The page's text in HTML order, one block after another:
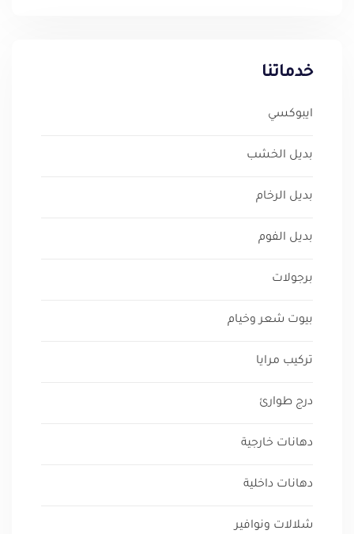
خدماتنا
ايبوكسي
بديل الخشب
بديل الرخام
بديل الفوم
برجولات
بيوت شعر وخيام
تركيب مرايا
درج طوارئ
دهانات خارجية
دهانات داخلية
شلالات ونوافير